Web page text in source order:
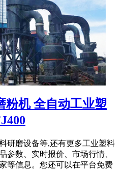
粉机 全自动工业塑
研磨设备等,还有更多工业塑料
参数、实时报价、市场行情、
等信息。您还可以在平台免费